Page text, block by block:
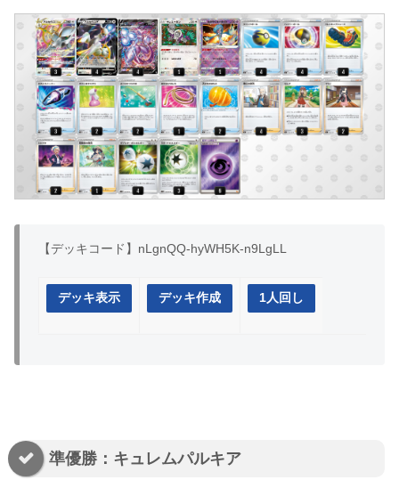
【デッキコード】nLgnQQ-hyWH5K-n9LgLL
デッキ表示 デッキ作成 1人回し
準優勝：キュレムパルキア